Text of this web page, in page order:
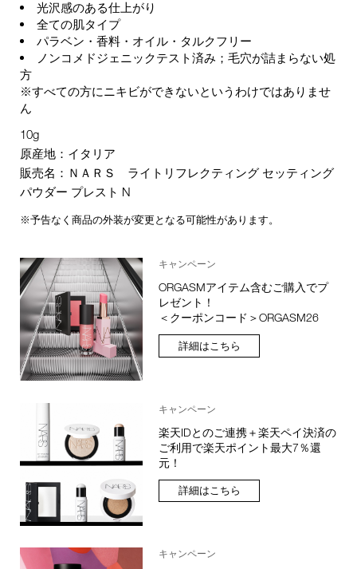
光沢感のある仕上がり
全ての肌タイプ
パラベン・香料・オイル・タルクフリー
ノンコメドジェニックテスト済み；毛穴が詰まらない処
方
※すべての方にニキビができないというわけではありませ
ん
10g
原産地：イタリア
販売名：ＮＡＲＳ ライトリフレクティング セッティング
パウダー プレスト N
※予告なく商品の外装が変更となる可能性があります。
キャンペーン
ORGASMアイテム含むご購入でプ
レゼント！
＜クーポンコード＞ORGASM26
詳細はこちら
キャンペーン
楽天IDとのご連携＋楽天ペイ決済の
ご利用で楽天ポイント最大7％還
元！
詳細はこちら
キャンペーン